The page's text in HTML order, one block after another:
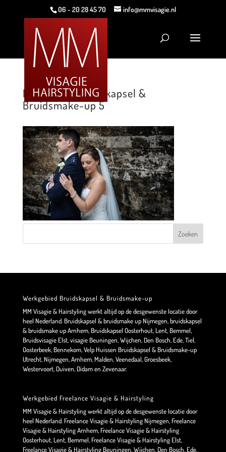
06 - 20 28 45 70 info@mmvisagie.nl
MMVisagie Bruidskapsel &
Bruidsmake-up 5
Werkgebied Bruidskapsel & Bruidsmake-up
MM Visagie & Hairstyling werkt altijd op de desgewenste locatie door
heel Nederland. Bruidskapsel & bruidsmake up Nijmegen, bruidskapsel
& bruidsmake up Arnhem, Bruidskapsel Oosterhout, Lent, Bemmel,
Bruidsvisagie Elst, visagie Beuningen, Wijchen, Den Bosch, Ede, Tiel,
Oosterbeek, Bennekom, Velp Huissen Bruidskapsel & Bruidsmake-up
Utrecht, Nijmegen, Arnhem, Malden, Veenedaal, Groesbeek,
Westervoort, Duiven, Didam en Zevenaar.
Werkgebied Freelance Visagie & Hairstyling
MM Visagie & Hairstyling werkt altijd op de desgewenste locatie door
heel Nederland. Freelance Visagie & Hairstyling Nijmegen, Freelance
Visagie & Hairstyling Arnhem, Freelance Visagie & Hairstyling
Oosterhout, Lent, Bemmel, Freelance Visagie & Hairstyling Elst,
Freelance Visagie & Hairstyling Beuningen, Wijchen, Den Bosch, Ede,